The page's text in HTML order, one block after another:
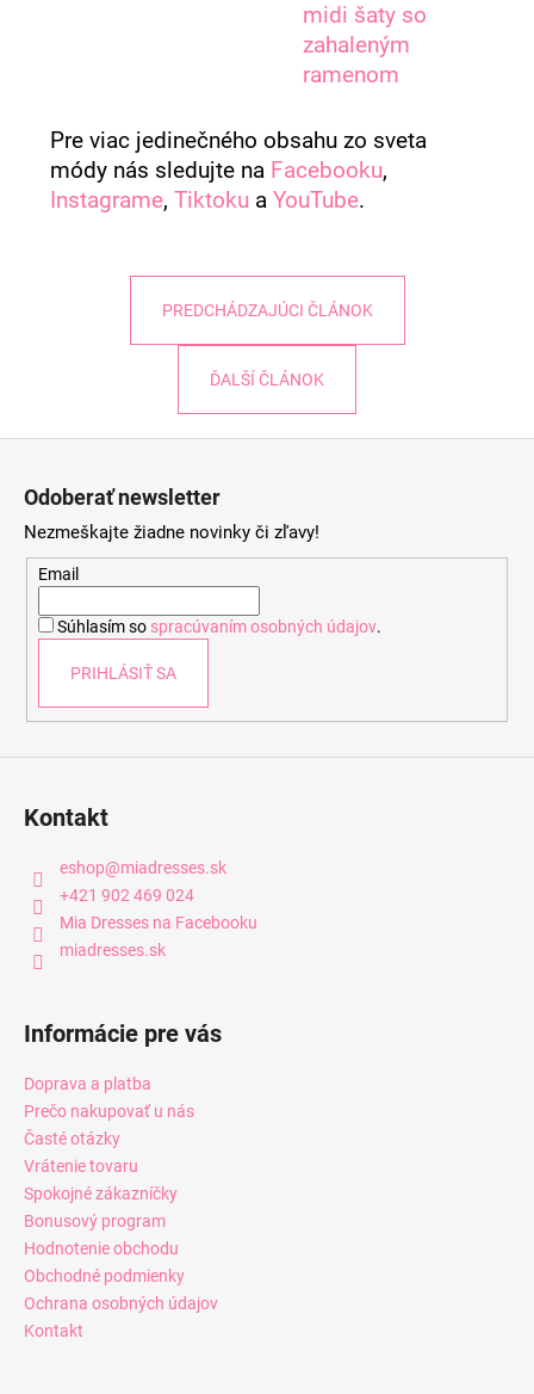
midi šaty so
zahaleným
ramenom
Pre viac jedinečného obsahu zo sveta
módy nás sledujte na Facebooku,
Instagrame,Tiktoku aYouTube.
PREDCHÁDZAJÚCI ČLÁNOK
ĎALŠÍ ČLÁNOK
Odoberať newsletter
Nezmeškajte žiadne novinky či zľavy!
Email
Súhlasím so spracúvaním osobných údajov.
PRIHLÁSIŤ SA
Kontakt
eshop@miadresses.sk
+421 902 469 024
Mia Dresses na Facebooku
miadresses.sk
Informácie pre vás
Doprava a platba
Prečo nakupovať u nás
Časté otázky
Vrátenie tovaru
Spokojné zákazníčky
Bonusový program
Hodnotenie obchodu
Obchodné podmienky
Ochrana osobných údajov
Kontakt